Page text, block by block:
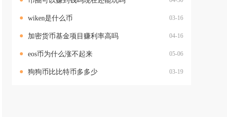
wiken是什么币 03-16
加密货币基金项目赚利率高吗 04-16
eos币为什么涨不起来 05-06
狗狗币比比特币多多少 03-19